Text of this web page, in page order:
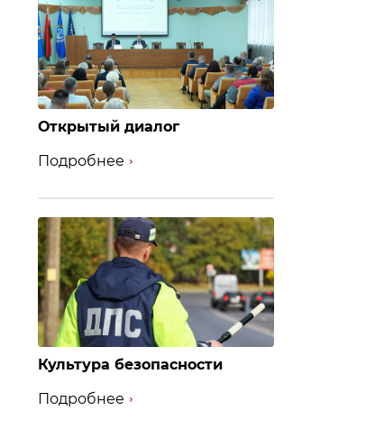
Открытый диалог
Подробнее
Культура безопасности
Подробнее